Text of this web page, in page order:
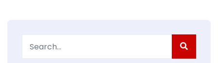
for: